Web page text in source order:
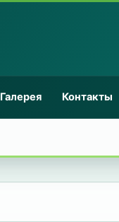
Галерея Контакты